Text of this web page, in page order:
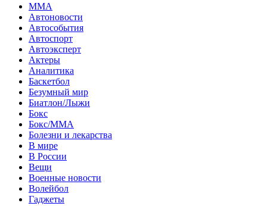
MMA
Автоновости
Автособытия
Автоспорт
Автоэксперт
Актеры
Аналитика
Баскетбол
Безумный мир
Биатлон/Лыжи
Бокс
Бокс/MMA
Болезни и лекарства
В мире
В России
Вещи
Военные новости
Волейбол
Гаджеты